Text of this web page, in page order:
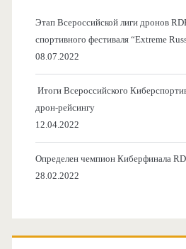
Этап Всероссийской лиги дронов
спортивного фестиваля “Extreme
08.07.2022
Итоги Всероссийского
дрон-рейсингу
12.04.2022
Определен чемпион Киберфинала
28.02.2022